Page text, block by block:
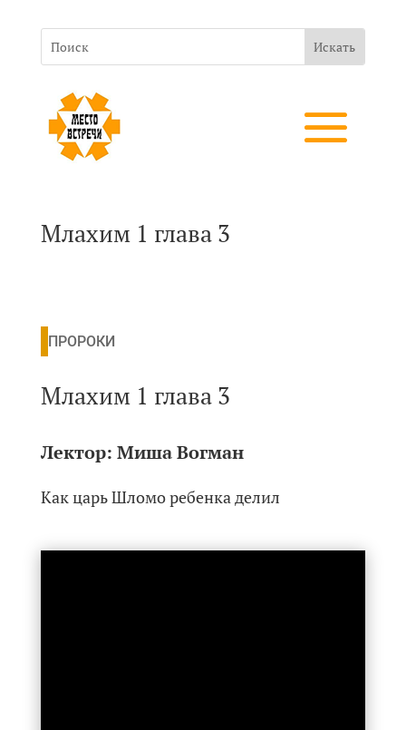
Млахим 1 глава 3
ПРОРОКИ
Млахим 1 глава 3
Лектор: Миша Вогман
Как царь Шломо ребенка делил